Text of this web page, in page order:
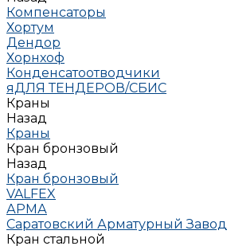
Компенсаторы
Хортум
Дендор
Хорнхоф
Конденсатоотводчики
яДЛЯ ТЕНДЕРОВ/СБИС
Краны
Назад
Краны
Кран бронзовый
Назад
Кран бронзовый
VALFEX
АРМА
Саратовский Арматурный Завод
Кран стальной